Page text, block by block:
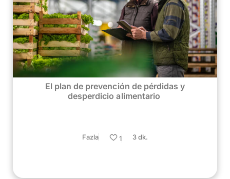
El plan de prevención de pérdidas y
desperdicio alimentario
Fazla 1 3 dk.